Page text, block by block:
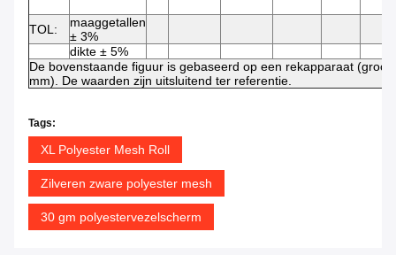
TOL:
maaggetallen
± 3%
dikte ± 5%
De bovenstaande figuur is gebaseerd op een rekapparaat
mm). De waarden zijn uitsluitend ter referentie.
Tags:
XL Polyester Mesh Roll
Zilveren zware polyester mesh
30 gm polyestervezelscherm